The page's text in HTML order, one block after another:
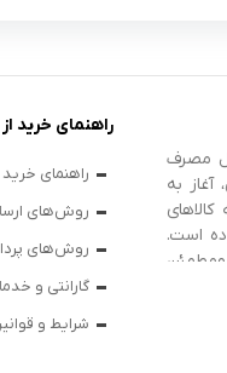
مصرف
آغاز به
است.
تا
و با
راهنمای خرید
راهنمای خرید
روش‌های
روش‌های
گارانتی و
شرایط و